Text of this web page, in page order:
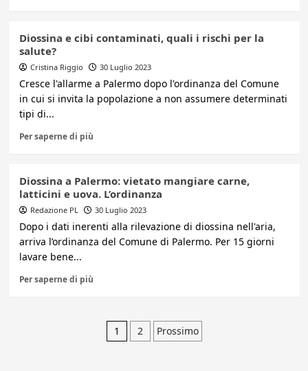
Diossina e cibi contaminati, quali i rischi per la
salute?
Cristina Riggio 30 Luglio 2023
Cresce l'allarme a Palermo dopo l'ordinanza del Comune
in cui si invita la popolazione a non assumere determinati
tipi di...
Per saperne di più
Diossina a Palermo: vietato mangiare carne,
latticini e uova. L’ordinanza
Redazione PL 30 Luglio 2023
Dopo i dati inerenti alla rilevazione di diossina nell'aria,
arriva l’ordinanza del Comune di Palermo. Per 15 giorni
lavare bene...
Per saperne di più
Paginazione
1 2 Prossimo